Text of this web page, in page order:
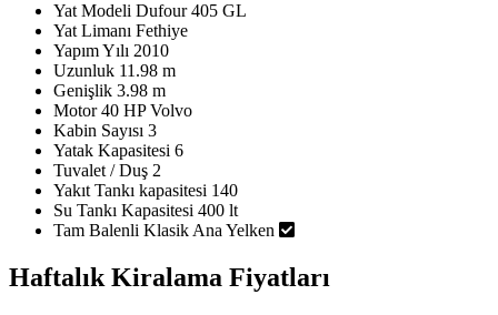
Yat Modeli Dufour 405 GL
Yat Limanı Fethiye
Yapım Yılı 2010
Uzunluk 11.98 m
Genişlik 3.98 m
Motor 40 HP Volvo
Kabin Sayısı 3
Yatak Kapasitesi 6
Tuvalet / Duş 2
Yakıt Tankı kapasitesi 140
Su Tankı Kapasitesi 400 lt
Tam Balenli Klasik Ana Yelken
Haftalık Kiralama Fiyatları